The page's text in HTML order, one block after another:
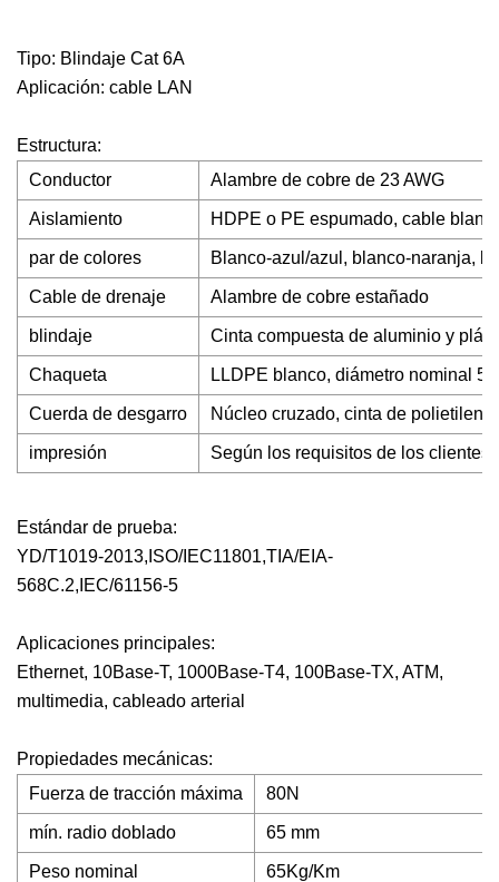
Tipo: Blindaje Cat 6A
Aplicación: cable LAN
Estructura:
Conductor
Alambre de cobre de 23 AWG
Aislamiento HDPE o PE espumado, cable
par de colores Blanco-azul/azul, blanco-naranja,
Cable de drenaje Alambre de cobre estañado
blindaje Cinta compuesta de aluminio y
Chaqueta LLDPE blanco, diámetro nominal
Cuerda de desgarro Núcleo cruzado, cinta de
impresión Según los requisitos de los clientes
Estándar de prueba:
YD/T1019-2013,ISO/IEC11801,TIA/EIA-
568C.2,IEC/61156-5
Aplicaciones principales:
Ethernet, 10Base-T, 1000Base-T4, 100Base-TX, ATM,
multimedia, cableado arterial
Propiedades mecánicas:
Fuerza de tracción máxima
80N
mín. radio doblado 65 mm
Peso nominal 65Kg/Km